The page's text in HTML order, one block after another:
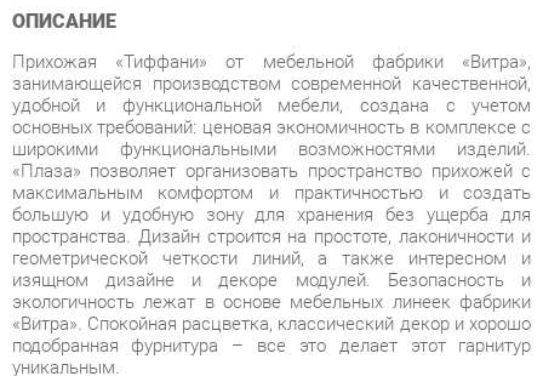
занимающейся производством современной качественной,
удобной и функциональной мебели, создана с учетом
основных требований: ценовая экономичность в комплексе с
широкими функциональными возможностями изделий.
«Плаза» позволяет организовать пространство прихожей с
максимальным комфортом и практичностью и создать
большую и удобную зону для хранения без ущерба для
пространства. Дизайн строится на простоте, лаконичности и
геометрической четкости линий, а также интересном и
изящном дизайне и декоре модулей. Безопасность и
экологичность лежат в основе мебельных линеек фабрики
«Витра». Спокойная расцветка, классический декор и хорошо
подобранная фурнитура – все это делает этот гарнитур
уникальным.
Эта мебель многофункциональна, эргономична, удобна,
проста и долговечна в процессе эксплуатации (покрытие
материалов обеспечивает защиту от истирания, мелких